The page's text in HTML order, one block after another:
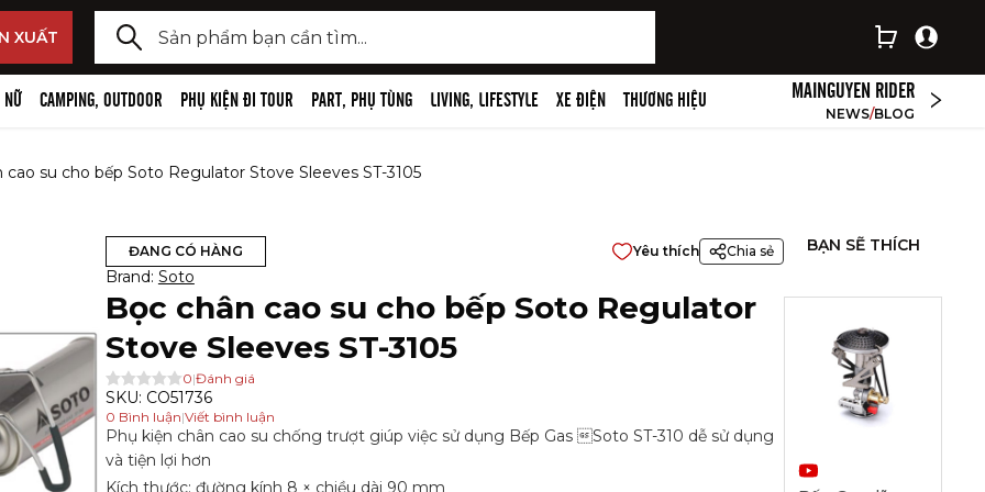
XUẤT
NỮ CAMPING, OUTDOOR PHỤ KIỆN ĐI TOUR PART, PHỤ TÙNG LIVING, LIFESTYLE XE ĐIỆN THƯƠNG HIỆU MAINGUYEN RIDER
NEWS/BLOG
lại Đèn dã ngoại cao cấp,
kiện
ngoại cao cấp, phụ kiện
phụ kiện
phụ kiện đèn pin
tay
lại Đồ công nghệ đi tour
nghệ đi tour
camera hành trình, phụ
thiết bị bluetooth, phụ kiện
selfie stick, chân máy ảnh
và phụ kiện
giá đỡ điện thoại
cao su cho bếp Soto Regulator Stove Sleeves ST-3105
ĐANG CÓ HÀNG Yêu thích Chia sẻ
Brand: Soto
Bọc chân cao su cho bếp Soto Regulator
Stove Sleeves ST-3105
0|Đánh giá
SKU: CO51736
0 Bình luận|Viết bình luận
Phụ kiện chân cao su chống trượt giúp việc sử dụng Bếp Gas Soto ST-310 dễ sử dụng
và tiện lợi hơn
Kích thước: đường kính 8 × chiều dài 90 mm
BẠN SẼ THÍCH